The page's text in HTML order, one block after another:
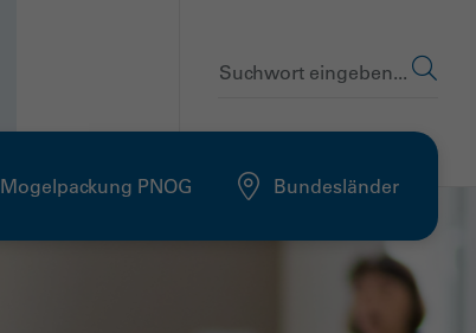
Suchwort eingeben...
Mogelpackung PNOG Bundesländer